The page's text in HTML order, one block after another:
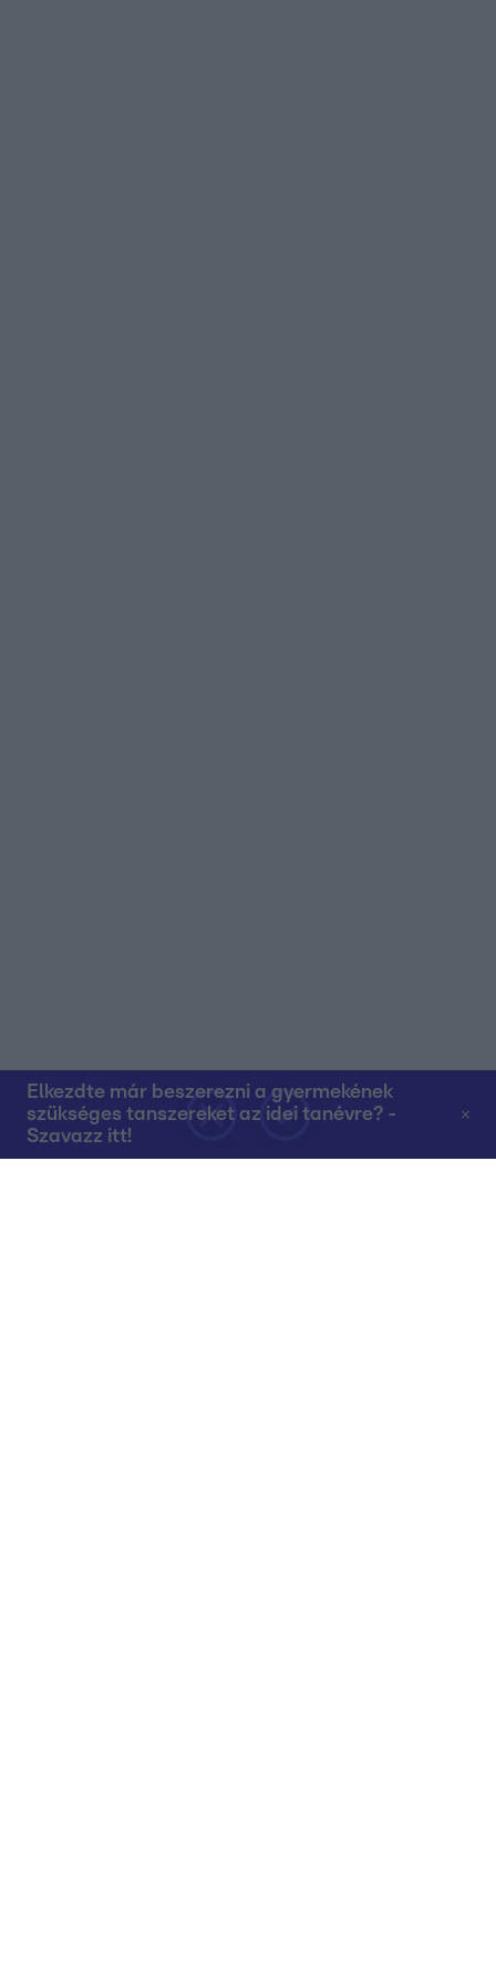
Elkezdte már beszerezni a gyermekének
szükséges tanszereket az idei tanévre? -
Szavazz itt!